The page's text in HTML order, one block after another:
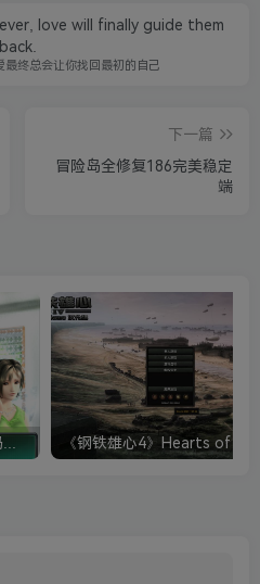
love will finally guide them
back.
终总会让你找回最初的自己
下一篇
冒险岛全修复186完美稳定
端